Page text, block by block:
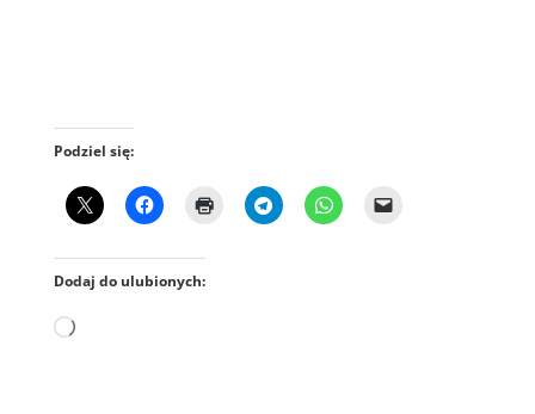
Podziel się:
Dodaj do ulubionych:
Wczytywanie…